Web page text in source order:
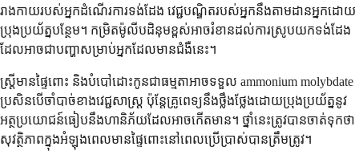
រាងកាយរបស់អ្នកដំណើរការទង់ដែង វេជ្ជបណ្ឌិតរបស់អ្នកនឹងតាមដានអ្នកដោយ
ប្រុងប្រយ័ត្នបន្ថែម។ កម្រិតម៉ូលីបដិនុមខ្ពស់អាចរំខានដល់ការស្រូបយកទង់ដែង
ដែលអាចជាបញ្ហាសម្រាប់អ្នកដែលមានជំងឺនេះ។
ស្ត្រីមានផ្ទៃពោះ និងបំបៅដោះកូនជាធម្មតាអាចទទួល ammonium molybdate
ប្រសិនបើចាំបាច់ខាងវេជ្ជសាស្ត្រ ប៉ុន្តែគ្រូពេទ្យនឹងថ្លឹងថ្លែងដោយប្រុងប្រយ័ត្ននូវ
អត្ថប្រយោជន៍ធៀបនឹងហានិភ័យដែលអាចកើតមាន។ ថ្នាំនេះត្រូវបានចាត់ទុកថា
សុវត្ថិភាពក្នុងអំឡុងពេលមានផ្ទៃពោះនៅពេលប្រើប្រាស់បានត្រឹមត្រូវ។